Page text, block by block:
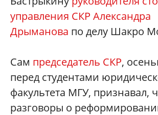
управления СКР Александра
Дрыманова по делу Шакро
Сам председатель СКР,
перед студентами
факультета МГУ, признавал,
разговоры о